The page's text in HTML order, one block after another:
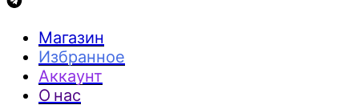
Магазин
Избранное
Аккаунт
О нас